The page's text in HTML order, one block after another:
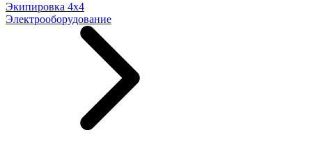
Экипировка 4х4
Электрооборудование